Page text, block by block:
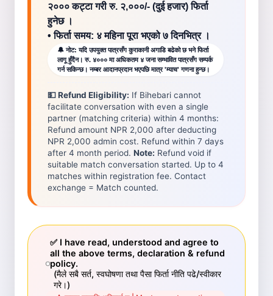
२००० कट्टा गरी रु. २,०००/- (दुई हजार) फिर्ता
हुनेछ ।
• फिर्ता समय: ४ महिना पूरा भएको ७ दिनभित्र ।
🔔 नोट: यदि उपयुक्त पात्रसँग कुराकानी अगाडि बढेको छ भने फिर्ता
लागू हुँदैन। रु. ४००० मा अधिकतम ४ जना सम्भावित पात्रसँग सम्पर्क
गर्न सकिन्छ। नम्बर आदानप्रदान भएपछि मात्र 'म्याच' गणना हुन्छ।
💵 Refund Eligibility: If Bihebari cannot
facilitate conversation with even a single
partner (matching criteria) within 4 months:
Refund amount NPR 2,000 after deducting
NPR 2,000 admin cost. Refund within 7 days
after 4 month period. Note: Refund void if
suitable match conversation started. Up to 4
matches within registration fee. Contact
exchange = Match counted.
✅ I have read, understood and agree to
all the above terms, declaration & refund
policy.
(मैले सबै सर्त, स्वघोषणा तथा पैसा फिर्ता नीति पढे/स्वीकार
गरे।)